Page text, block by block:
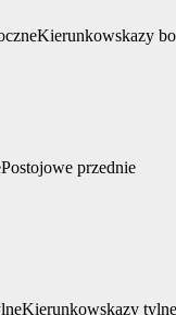
Kierunkowskazy
Postojowe przednie
Kierunkowskazy tylne